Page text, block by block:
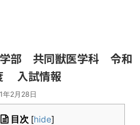
学部 共同獣医学科 令和
入試情報
年2月28日
目次 [hide]